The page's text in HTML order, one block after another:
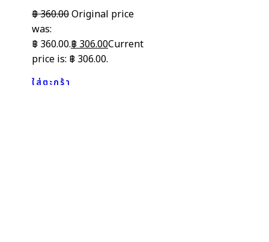
฿360.00Original price
was:
฿ 360.00.฿306.00Current
price is: ฿ 306.00.
ใส่ตะกร้า